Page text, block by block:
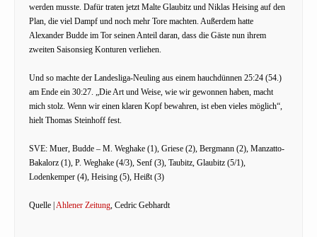
werden musste. Dafür traten jetzt Malte Glaubitz und Niklas Heising auf den
Plan, die viel Dampf und noch mehr Tore machten. Außerdem hatte
Alexander Budde im Tor seinen Anteil daran, dass die Gäste nun ihrem
zweiten Saisonsieg Konturen verliehen.
Und so machte der Landesliga-Neuling aus einem hauchdünnen 25:24 (54.)
am Ende ein 30:27. „Die Art und Weise, wie wir gewonnen haben, macht
mich stolz. Wenn wir einen klaren Kopf bewahren, ist eben vieles möglich“,
hielt Thomas Steinhoff fest.
SVE: Muer, Budde – M. Weghake (1), Griese (2), Bergmann (2), Manzatto-
Bakalorz (1), P. Weghake (4/3), Senf (3), Taubitz, Glaubitz (5/1),
Lodenkemper (4), Heising (5), Heißt (3)
Quelle | Ahlener Zeitung , Cedric Gebhardt